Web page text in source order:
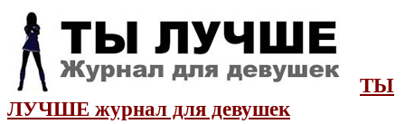
ТЫ
ЛУЧШЕ журнал для девушек